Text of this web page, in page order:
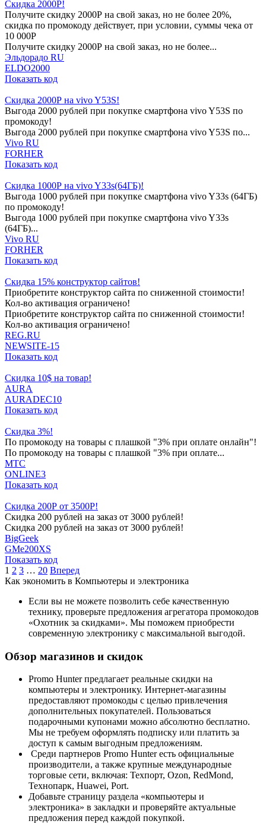
Скидка 2000Р!
Получите скидку 2000Р на свой заказ, но не более 20%,
скидка по промокоду действует, при условии, суммы чека от
10 000Р
Получите скидку 2000Р на свой заказ, но не более...
Эльдорадо RU
ELDO2000
Показать код
Скидка 2000Р на vivo Y53S!
Выгода 2000 рублей при покупке смартфона vivo Y53S по
промокоду!
Выгода 2000 рублей при покупке смартфона vivo Y53S по...
Vivo RU
FORHER
Показать код
Скидка 1000Р на vivo Y33s(64ГБ)!
Выгода 1000 рублей при покупке смартфона vivo Y33s (64ГБ)
по промокоду!
Выгода 1000 рублей при покупке смартфона vivo Y33s
(64ГБ)...
Vivo RU
FORHER
Показать код
Скидка 15% конструктор сайтов!
Приобретите конструктор сайта по сниженной стоимости!
Кол-во активация ограничено!
Приобретите конструктор сайта по сниженной стоимости!
Кол-во активация ограничено!
REG.RU
NEWSITE-15
Показать код
Скидка 10$ на товар!
AURA
AURADEC10
Показать код
Скидка 3%!
По промокоду на товары с плашкой "3% при оплате онлайн"!
По промокоду на товары с плашкой "3% при оплате...
МТС
ONLINE3
Показать код
Скидка 200Р от 3500Р!
Скидка 200 рублей на заказ от 3000 рублей!
Скидка 200 рублей на заказ от 3000 рублей!
BigGeek
GMe200XS
Показать код
1 2 3 … 20 Вперед
Как экономить в Компьютеры и электроника
Если вы не можете позволить себе качественную
технику, проверьте предложения агрегатора промокодов
«Охотник за скидками». Мы поможем приобрести
современную электронику с максимальной выгодой.
Обзор магазинов и скидок
Promo Hunter предлагает реальные скидки на
компьютеры и электронику. Интернет-магазины
предоставляют промокоды с целью привлечения
дополнительных покупателей. Пользоваться
подарочными купонами можно абсолютно бесплатно.
Мы не требуем оформлять подписку или платить за
доступ к самым выгодным предложениям.
Среди партнеров Promo Hunter есть официальные
производители, а также крупные международные
торговые сети, включая: Техпорт, Ozon, RedMond,
Технопарк, Huawei, Port.
Добавьте страницу раздела «компьютеры и
электроника» в закладки и проверяйте актуальные
предложения перед каждой покупкой.